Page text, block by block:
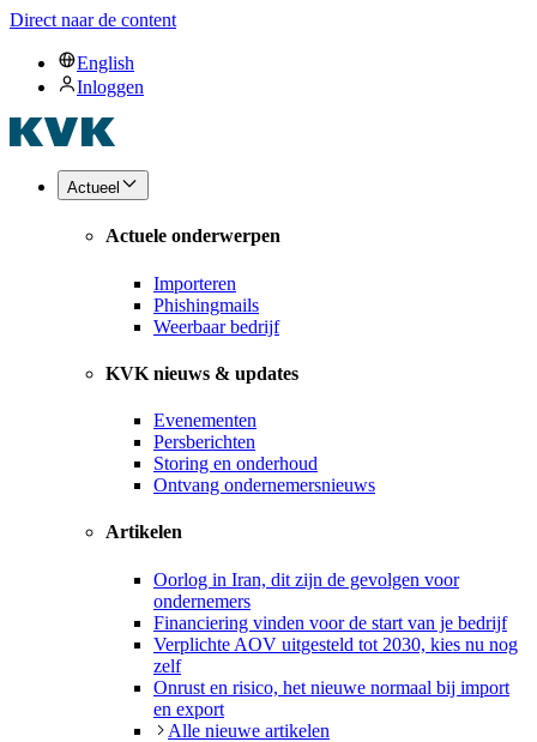
Direct naar de content
English
Inloggen
Actueel
Actuele onderwerpen
Importeren
Phishingmails
Weerbaar bedrijf
KVK nieuws & updates
Evenementen
Persberichten
Storing en onderhoud
Ontvang ondernemersnieuws
Artikelen
Oorlog in Iran, dit zijn de gevolgen voor
ondernemers
Financiering vinden voor de start van je bedrijf
Verplichte AOV uitgesteld tot 2030, kies nu nog
zelf
Onrust en risico, het nieuwe normaal bij import
en export
Alle nieuwe artikelen